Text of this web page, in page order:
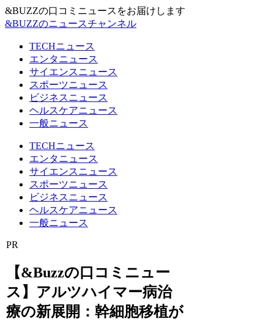
&BUZZの口コミニュースをお届けします
&BUZZのニュースチャンネル
TECHニュース
エンタニュース
サイエンスニュース
スポーツニュース
ビジネスニュース
ヘルスケアニュース
一般ニュース
TECHニュース
エンタニュース
サイエンスニュース
スポーツニュース
ビジネスニュース
ヘルスケアニュース
一般ニュース
PR
【&Buzzの口コミニュー
ス】アルツハイマー病治
療の新展開：幹細胞移植が